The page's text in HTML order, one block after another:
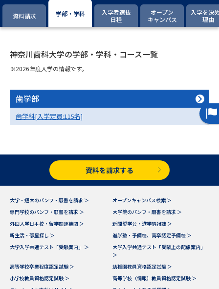
過去問題集
専門学校の資料請求
留学・進学関連、塾・予備校
大学入学共通テスト「受験案
大学入学共通テスト「受験上の
高等学校卒業程度認定試験
高等学校（情報）教員資格認定
大学研究 大学検索
大学で学べる内容や特徴を調べる
新増設大学・学部・学科特集
国際・グローバルに強い大学特
集
資料請求 学部・学科
入学者選抜
日程
オープン
キャンパス
入学を決
理由
神奈川歯科大学の学部・学科・コース一覧
※2026年度入学の情報です。
歯学部
歯学科[入学定員:115名]
資料を請求する
大学・短大のパンフ・願書を請求 ＞
オープンキャンパス検索 ＞
専門学校のパンフ・願書を請求 ＞
大学院のパンフ・願書を請求 ＞
外国大学日本校・留学関連機関 ＞
新聞奨学会・進学情報誌 ＞
新生活・部屋探し ＞
進学塾・予備校、高卒認定予備校 ＞
大学入学共通テスト「受験案内」 ＞
大学入学共通テスト「受験上の配慮案内」
＞
高等学校卒業程度認定試験 ＞
幼稚園教員資格認定試験 ＞
小学校教員資格認定試験 ＞
高等学校（情報）教員資格認定試験 ＞